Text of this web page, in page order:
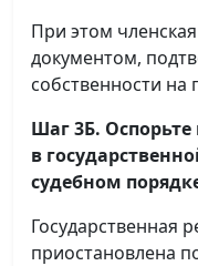
При этом
документом,
собственности на
Шаг 3Б.
в
судебном
Государственная
приостановлена